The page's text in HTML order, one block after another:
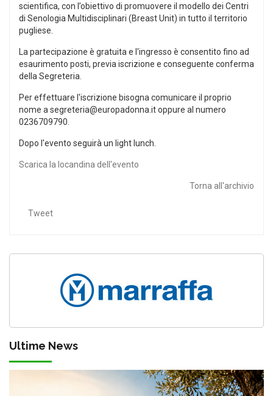
scientifica, con l’obiettivo di promuovere il modello dei Centri
di Senologia Multidisciplinari (Breast Unit) in tutto il territorio
pugliese.
La partecipazione è gratuita e l'ingresso è consentito fino ad
esaurimento posti, previa iscrizione e conseguente conferma
della Segreteria.
Per effettuare l'iscrizione bisogna comunicare il proprio
nome a segreteria@europadonna.it oppure al numero
0236709790.
Dopo l'evento seguirà un light lunch.
Scarica la locandina dell'evento
Torna all'archivio
Tweet
Ultime News